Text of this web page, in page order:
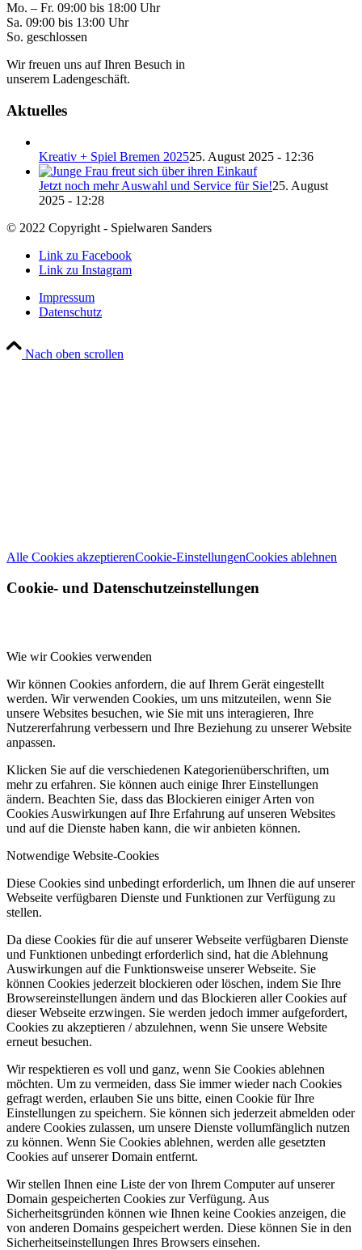
Mo. – Fr. 09:00 bis 18:00 Uhr
Sa. 09:00 bis 13:00 Uhr
So. geschlossen
Wir freuen uns auf Ihren Besuch in
unserem Ladengeschäft.
Aktuelles
Kreativ + Spiel Bremen 202525. August 2025 - 12:36
Jetzt noch mehr Auswahl und Service für Sie!25. August
2025 - 12:28
© 2022 Copyright - Spielwaren Sanders
Link zu Facebook
Link zu Instagram
Impressum
Datenschutz
Nach oben scrollen
Alle Cookies akzeptierenCookie-EinstellungenCookies ablehnen
Cookie- und Datenschutzeinstellungen
Wie wir Cookies verwenden
Wir können Cookies anfordern, die auf Ihrem Gerät eingestellt
werden. Wir verwenden Cookies, um uns mitzuteilen, wenn Sie
unsere Websites besuchen, wie Sie mit uns interagieren, Ihre
Nutzererfahrung verbessern und Ihre Beziehung zu unserer Website
anpassen.
Klicken Sie auf die verschiedenen Kategorienüberschriften, um
mehr zu erfahren. Sie können auch einige Ihrer Einstellungen
ändern. Beachten Sie, dass das Blockieren einiger Arten von
Cookies Auswirkungen auf Ihre Erfahrung auf unseren Websites
und auf die Dienste haben kann, die wir anbieten können.
Notwendige Website-Cookies
Diese Cookies sind unbedingt erforderlich, um Ihnen die auf unserer
Webseite verfügbaren Dienste und Funktionen zur Verfügung zu
stellen.
Da diese Cookies für die auf unserer Webseite verfügbaren Dienste
und Funktionen unbedingt erforderlich sind, hat die Ablehnung
Auswirkungen auf die Funktionsweise unserer Webseite. Sie
können Cookies jederzeit blockieren oder löschen, indem Sie Ihre
Browsereinstellungen ändern und das Blockieren aller Cookies auf
dieser Webseite erzwingen. Sie werden jedoch immer aufgefordert,
Cookies zu akzeptieren / abzulehnen, wenn Sie unsere Website
erneut besuchen.
Wir respektieren es voll und ganz, wenn Sie Cookies ablehnen
möchten. Um zu vermeiden, dass Sie immer wieder nach Cookies
gefragt werden, erlauben Sie uns bitte, einen Cookie für Ihre
Einstellungen zu speichern. Sie können sich jederzeit abmelden oder
andere Cookies zulassen, um unsere Dienste vollumfänglich nutzen
zu können. Wenn Sie Cookies ablehnen, werden alle gesetzten
Cookies auf unserer Domain entfernt.
Wir stellen Ihnen eine Liste der von Ihrem Computer auf unserer
Domain gespeicherten Cookies zur Verfügung. Aus
Sicherheitsgründen können wie Ihnen keine Cookies anzeigen, die
von anderen Domains gespeichert werden. Diese können Sie in den
Sicherheitseinstellungen Ihres Browsers einsehen.